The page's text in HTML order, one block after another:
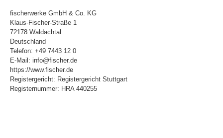
fischerwerke GmbH & Co. KG
Klaus-Fischer-Straße 1
72178 Waldachtal
Deutschland
Telefon: +49 7443 12 0
E-Mail: info@fischer.de
https://www.fischer.de
Registergericht: Registergericht Stuttgart
Registernummer: HRA 440255